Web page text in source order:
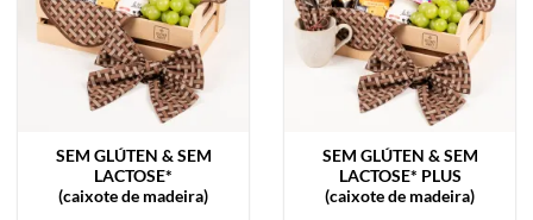
SEM GLÚTEN & SEM
LACTOSE*
(caixote de madeira)
SEM GLÚTEN & SEM
LACTOSE* PLUS
(caixote de madeira)